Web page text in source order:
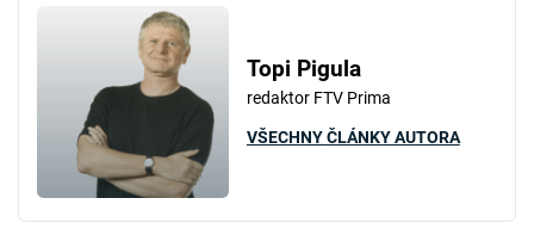
Topi Pigula
redaktor FTV Prima
VŠECHNY ČLÁNKY AUTORA